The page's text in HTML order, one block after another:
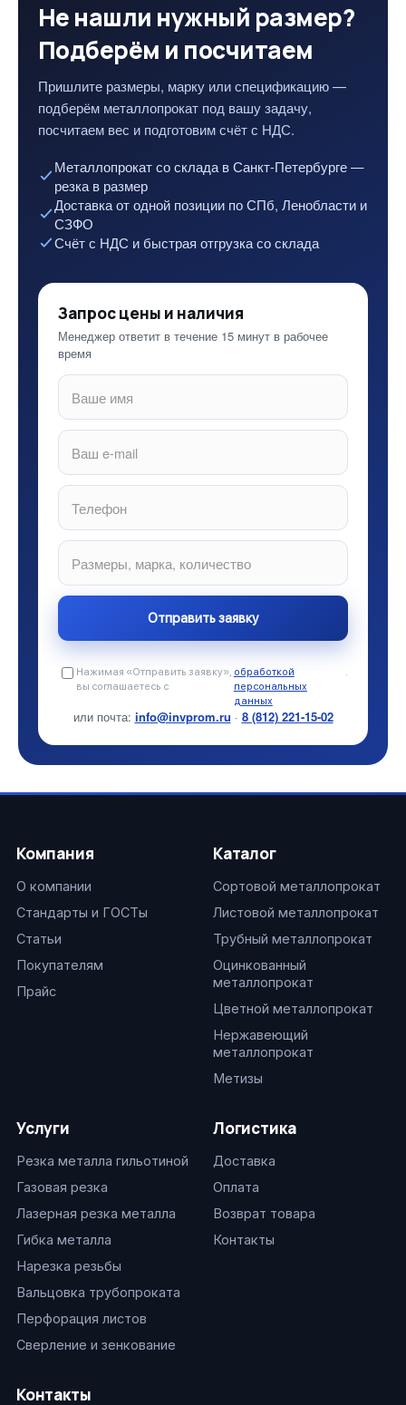
Не нашли нужный размер?
Подберём и посчитаем
Пришлите размеры, марку или спецификацию —
подберём металлопрокат под вашу задачу,
посчитаем вес и подготовим счёт с НДС.
Металлопрокат со склада в Санкт-Петербурге —
резка в размер
Доставка от одной позиции по СПб, Ленобласти и
СЗФО
Счёт с НДС и быстрая отгрузка со склада
Запрос цены и наличия
Менеджер ответит в течение 15 минут в рабочее
время
Нажимая «Отправить заявку»,
вы соглашаетесь с
обработкой
персональных
данных
.
или почта: info@invprom.ru · 8 (812) 221-15-02
Компания
О компании
Стандарты и ГОСТы
Статьи
Покупателям
Прайс
Каталог
Сортовой металлопрокат
Листовой металлопрокат
Трубный металлопрокат
Оцинкованный
металлопрокат
Цветной металлопрокат
Нержавеющий
металлопрокат
Метизы
Услуги
Резка металла гильотиной
Газовая резка
Лазерная резка металла
Гибка металла
Нарезка резьбы
Вальцовка трубопроката
Перфорация листов
Сверление и зенкование
Логистика
Доставка
Оплата
Возврат товара
Контакты
Контакты